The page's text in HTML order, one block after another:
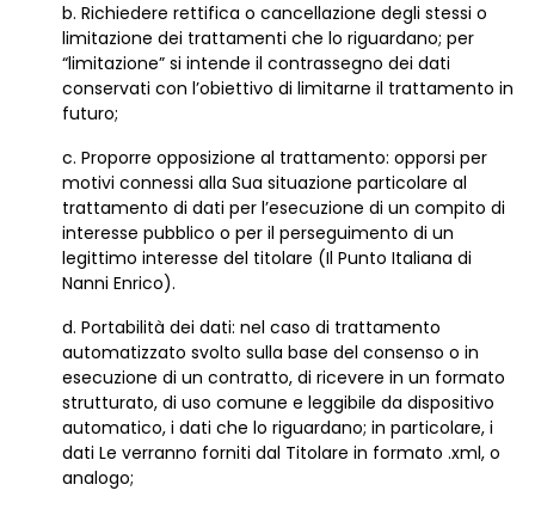
b. Richiedere rettifica o cancellazione degli stessi o
limitazione dei trattamenti che lo riguardano; per
“limitazione” si intende il contrassegno dei dati
conservati con l’obiettivo di limitarne il trattamento in
futuro;
c. Proporre opposizione al trattamento: opporsi per
motivi connessi alla Sua situazione particolare al
trattamento di dati per l’esecuzione di un compito di
interesse pubblico o per il perseguimento di un
legittimo interesse del titolare (Il Punto Italiana di
Nanni Enrico).
d. Portabilità dei dati: nel caso di trattamento
automatizzato svolto sulla base del consenso o in
esecuzione di un contratto, di ricevere in un formato
strutturato, di uso comune e leggibile da dispositivo
automatico, i dati che lo riguardano; in particolare, i
dati Le verranno forniti dal Titolare in formato .xml, o
analogo;